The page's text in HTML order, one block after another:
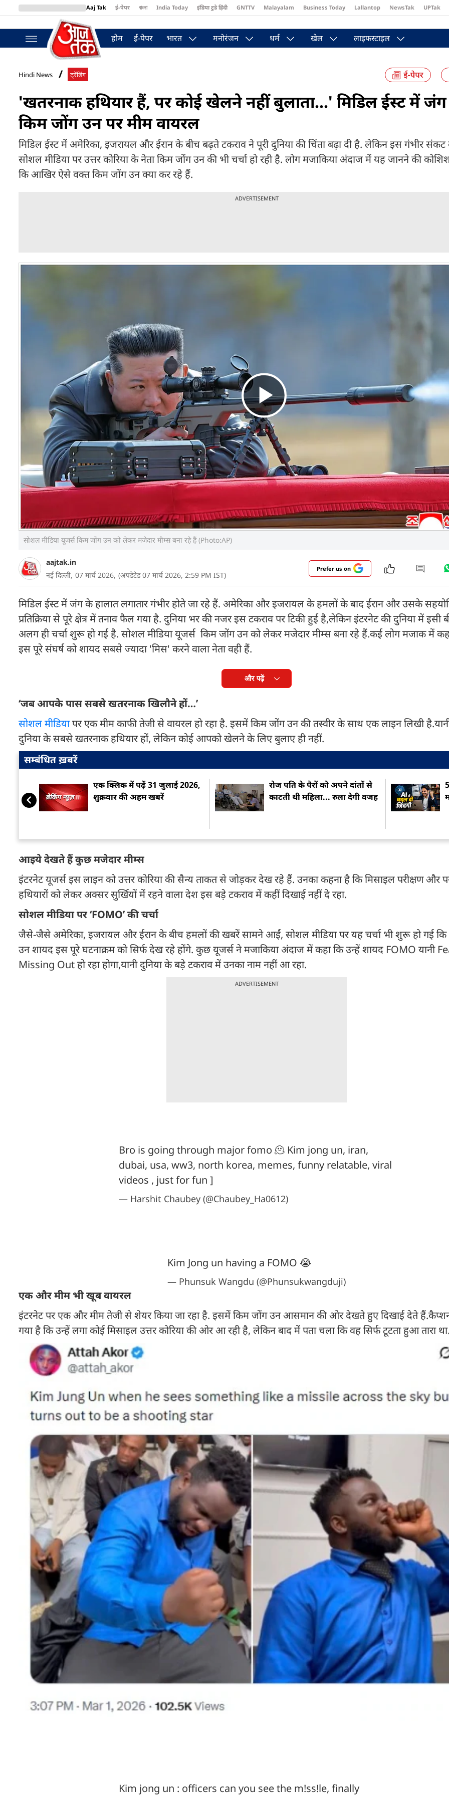
Aaj Tak ई-पेपर বাংলা India Today इंडिया टुडे हिंदी GNTTV Malayalam Business Today Lallantop NewsTak UPTak
BT Bazaar
होम ई-पेपर भारत मनोरंजन धर्म खेल लाइफस्टाइल
Hindi News ट्रेंडिंग
'खतरनाक हथियार हैं, पर कोई खेलने नहीं बुलाता...' मिडिल ईस्ट में
किम जोंग उन पर मीम वायरल
मिडिल ईस्ट में अमेरिका, इजरायल और ईरान के बीच बढ़ते टकराव ने पूरी दुनिया की चिंता बढ़ा दी है. लेकिन इस गंभीर
सोशल मीडिया पर उत्तर कोरिया के नेता किम जोंग उन की भी चर्चा हो रही है. लोग मजाकिया अंदाज में यह जानने की
कि आखिर ऐसे वक्त किम जोंग उन क्या कर रहे हैं.
ADVERTISEMENT
सोशल मीडिया यूजर्स किम जोंग उन को लेकर मजेदार मीम्स बना रहे हैं (Photo:AP)
aajtak.in
नई दिल्ली, 07 मार्च 2026, (अपडेटेड 07 मार्च 2026, 2:59 PM IST)
Prefer us on
मिडिल ईस्ट में जंग के हालात लगातार गंभीर होते जा रहे हैं. अमेरिका और इजरायल के हमलों के बाद ईरान और उसके
प्रतिक्रिया से पूरे क्षेत्र में तनाव फैल गया है. दुनिया भर की नजर इस टकराव पर टिकी हुई है,लेकिन इंटरनेट की दुनिया में इसी
अलग ही चर्चा शुरू हो गई है. सोशल मीडिया यूजर्स किम जोंग उन को लेकर मजेदार मीम्स बना रहे हैं.कई लोग मजाक में
इस पूरे संघर्ष को शायद सबसे ज्यादा 'मिस' करने वाला नेता वही हैं.
और पढ़ें
‘जब आपके पास सबसे खतरनाक खिलौने हों…’
सोशल मीडियापर एक मीम काफी तेजी से वायरल हो रहा है. इसमें किम जोंग उन की तस्वीर के साथ एक लाइन लिखी
दुनिया के सबसे खतरनाक हथियार हों, लेकिन कोई आपको खेलने के लिए बुलाए ही नहीं.
सम्बंधित ख़बरें
एक क्लिक में पढ़ें 31 जुलाई 2026,
शुक्रवार की अहम खबरें
रोज पति के पैरों को अपने दांतों से
काटती थी महिला... रुला देगी वजह
आइये देखते हैं कुछ मजेदार मीम्स
इंटरनेट यूजर्स इस लाइन को उत्तर कोरिया की सैन्य ताकत से जोड़कर देख रहे हैं. उनका कहना है कि मिसाइल परीक्षण और
हथियारों को लेकर अक्सर सुर्खियों में रहने वाला देश इस बड़े टकराव में कहीं दिखाई नहीं दे रहा.
सोशल मीडिया पर ‘FOMO’ की चर्चा
जैसे-जैसे अमेरिका, इजरायल और ईरान के बीच हमलों की खबरें सामने आईं, सोशल मीडिया पर यह चर्चा भी शुरू हो गई
उन शायद इस पूरे घटनाक्रम को सिर्फ देख रहे होंगे. कुछ यूजर्स ने मजाकिया अंदाज में कहा कि उन्हें शायद FOMO यानी
Missing Out हो रहा होगा,यानी दुनिया के बड़े टकराव में उनका नाम नहीं आ रहा.
ADVERTISEMENT
Bro is going through major fomo 🫠 Kim jong un, iran,
dubai, usa, ww3, north korea, memes, funny relatable, viral
videos , just for fun ]
— Harshit Chaubey (@Chaubey_Ha0612)
Kim Jong un having a FOMO 😭
— Phunsuk Wangdu (@Phunsukwangduji)
एक और मीम भी खूब वायरल
इंटरनेट पर एक और मीम तेजी से शेयर किया जा रहा है. इसमें किम जोंग उन आसमान की ओर देखते हुए दिखाई देते
गया है कि उन्हें लगा कोई मिसाइल उत्तर कोरिया की ओर आ रही है, लेकिन बाद में पता चला कि वह सिर्फ टूटता हुआ तारा था.
Kim jong un : officers can you see the m!ss!le, finally